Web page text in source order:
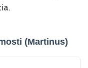
(Martinus)